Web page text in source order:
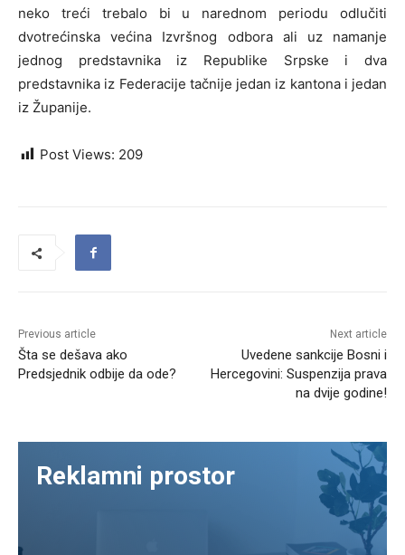
neko treći trebalo bi u narednom periodu odlučiti
dvotrećinska većina Izvršnog odbora ali uz namanje
jednog predstavnika iz Republike Srpske i dva
predstavnika iz Federacije tačnije jedan iz kantona i jedan
iz Županije.
Post Views: 209
Previous article
Šta se dešava ako
Predsjednik odbije da ode?
Next article
Uvedene sankcije Bosni i
Hercegovini: Suspenzija prava
na dvije godine!
Reklamni prostor